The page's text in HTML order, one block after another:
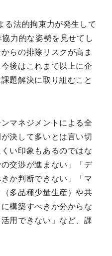
る法的拘束力が発生して
力的な姿勢を見せてし
らの排除リスクが高ま
後はこれまで以上に企
題解決に取り組むこと
マネジメントによる全
決して多いとは言い切
い印象もあるのではな
交渉が進まない」「デ
か判断できない」「マ
多品種少量生産）や共
構築すべきか分からな
用できない」など、課